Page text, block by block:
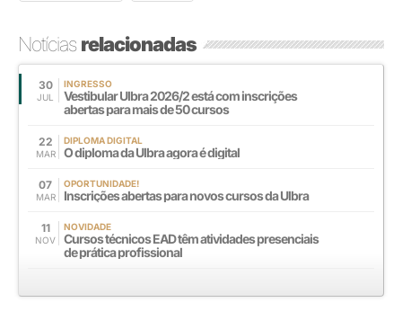
Notíciasrelacionadas
30
JUL
INGRESSO
Vestibular Ulbra 2026/2 está com inscrições
abertas para mais de 50 cursos
22
MAR
DIPLOMA DIGITAL
O diploma da Ulbra agora é digital
07
MAR
OPORTUNIDADE!
Inscrições abertas para novos cursos da Ulbra
11
NOV
NOVIDADE
Cursos técnicos EAD têm atividades presenciais
de prática profissional